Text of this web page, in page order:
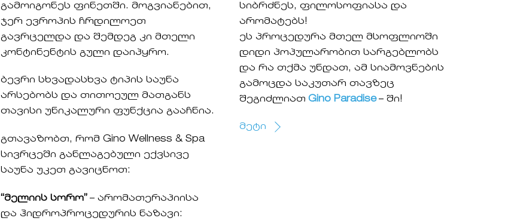
გამოიგონეს ფინეთში. მოგვიანებით,
ჯერ ევროპის ჩრდილოეთ
გავრცელდა და შემდეგ კი მთელი
კონტინენტის გული დაიპყრო.
ბევრი სხვადასხვა ტიპის საუნა
არსებობს და თითოეულ მათგანს
თავისი უნიკალური ფუნქცია გააჩნია.
გთავაზობთ, რომ Gino Wellness & Spa
სივრცეში განლაგებული ექვსივე
საუნა უკეთ გავიცნოთ:
“მელიის სორო” – არომათერაპიისა
და ჰიდროპროცედურის ნაზავი:
სიბრძნეს, ფილოსოფიასა და
არომატებს!
ეს პროცედურა მთელ მსოფლიოში
დიდი პოპულარობით სარგებლობს
და რა თქმა უნდათ, ამ სიამოვნების
გამოცდა საკუთარ თავზეც
შეგიძლიათGino Paradise– ში!
მეტი